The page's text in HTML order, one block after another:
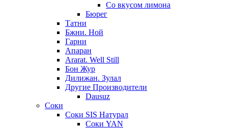
Со вкусом лимона
Бюрег
Татни
Бжни. Ной
Гарни
Апаран
Ararat. Well Still
Бон Жур
Дилижан. Зулал
Другие Производители
Dausuz
Соки
Соки SIS Натурал
Соки YAN